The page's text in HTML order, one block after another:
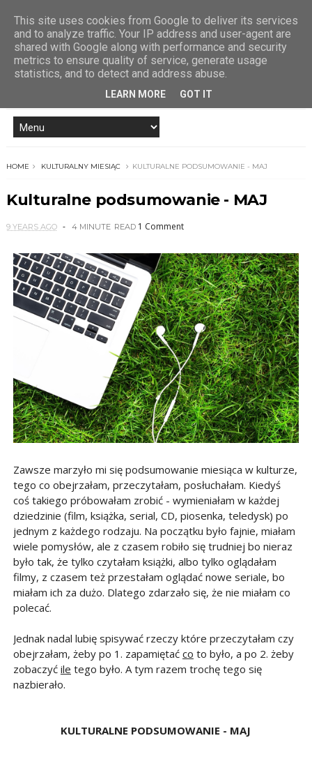
HOME KULTURALNY MIESIĄC KULTURALNE PODSUMOWANIE - MAJ
Kulturalne podsumowanie - MAJ
9 YEARS AGO 4 MINUTE READ 1 Comment
Zawsze marzyło mi się podsumowanie miesiąca w kulturze,
tego co obejrzałam, przeczytałam, posłuchałam. Kiedyś
coś takiego próbowałam zrobić - wymieniałam w każdej
dziedzinie (film, książka, serial, CD, piosenka, teledysk) po
jednym z każdego rodzaju. Na początku było fajnie, miałam
wiele pomysłów, ale z czasem robiło się trudniej bo nieraz
było tak, że tylko czytałam książki, albo tylko oglądałam
filmy, z czasem też przestałam oglądać nowe seriale, bo
miałam ich za dużo. Dlatego zdarzało się, że nie miałam co
polecać.
Jednak nadal lubię spisywać rzeczy które przeczytałam czy
obejrzałam, żeby po 1. zapamiętać co to było, a po 2. żeby
zobaczyć ile tego było. A tym razem trochę tego się
nazbierało.
KULTURALNE PODSUMOWANIE - MAJ
This site uses cookies from Google to deliver its services
and to analyze traffic. Your IP address and user-agent are
shared with Google along with performance and security
metrics to ensure quality of service, generate usage
statistics, and to detect and address abuse.
LEARN MORE GOT IT